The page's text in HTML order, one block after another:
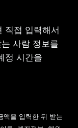
직접 입력해서
사람 정보를
정 시간을
액을 입력한 뒤 받는